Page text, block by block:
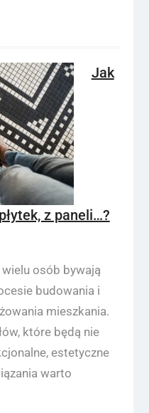
Jak
z paneli…?
osób bywają
budowania i
mieszkania.
które będą nie
estetyczne
warto